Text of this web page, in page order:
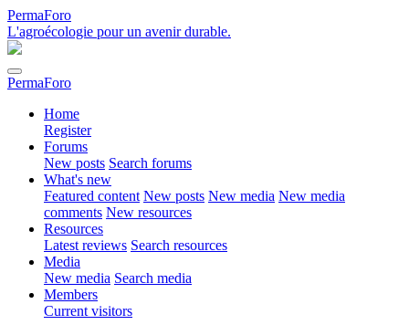
PermaForo
L'agroécologie pour un avenir durable.
PermaForo
Home
Register
Forums
New posts Search forums
What's new
Featured content New posts New media New media
comments New resources
Resources
Latest reviews Search resources
Media
New media Search media
Members
Current visitors